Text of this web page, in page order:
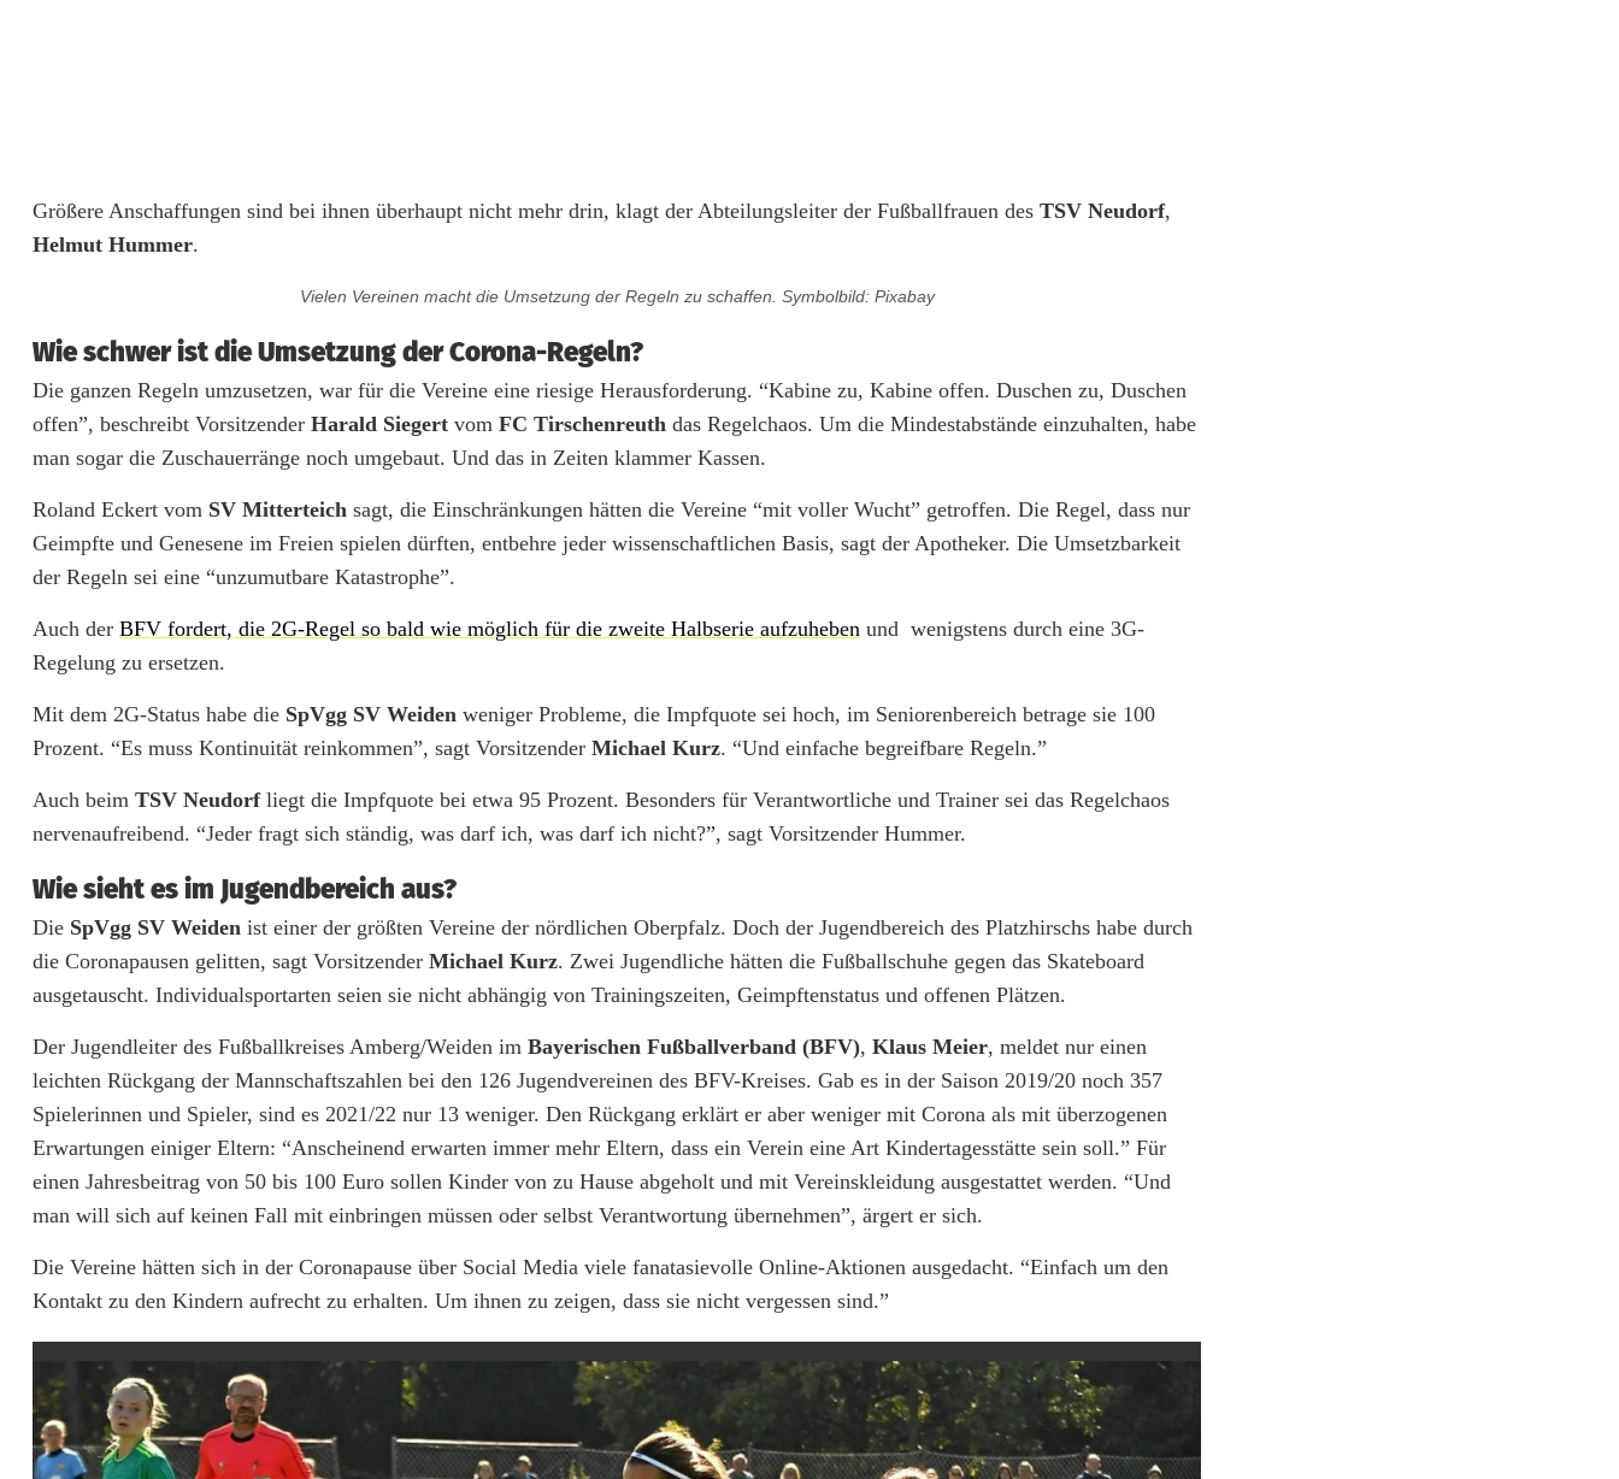
a
l
d
i
e
C
o
r
n
a
p
a
u
s
e
Größere Anschaffungen sind bei ihnen überhaupt nicht mehr drin, klagt der Abteilungsleiter der Fußballfrauen des TSV Neudorf,
Helmut Hummer.
Vielen Vereinen macht die Umsetzung der Regeln zu schaffen. Symbolbild: Pixabay
Wie schwer ist die Umsetzung der Corona-Regeln?
Die ganzen Regeln umzusetzen, war für die Vereine eine riesige Herausforderung. “Kabine zu, Kabine offen. Duschen zu, Duschen
offen”, beschreibt Vorsitzender Harald Siegert vom FC Tirschenreuth das Regelchaos. Um die Mindestabstände einzuhalten, habe
man sogar die Zuschauerränge noch umgebaut. Und das in Zeiten klammer Kassen.
Roland Eckert vom SV Mitterteich sagt, die Einschränkungen hätten die Vereine “mit voller Wucht” getroffen. Die Regel, dass nur
Geimpfte und Genesene im Freien spielen dürften, entbehre jeder wissenschaftlichen Basis, sagt der Apotheker. Die Umsetzbarkeit
der Regeln sei eine “unzumutbare Katastrophe”.
Auch der BFV fordert, die 2G-Regel so bald wie möglich für die zweite Halbserie aufzuheben und wenigstens durch eine 3G-
Regelung zu ersetzen.
Mit dem 2G-Status habe die SpVgg SV Weiden weniger Probleme, die Impfquote sei hoch, im Seniorenbereich betrage sie 100
Prozent. “Es muss Kontinuität reinkommen”, sagt Vorsitzender Michael Kurz. “Und einfache begreifbare Regeln.”
Auch beim TSV Neudorfliegt die Impfquote bei etwa 95 Prozent. Besonders für Verantwortliche und Trainer sei das Regelchaos
nervenaufreibend. “Jeder fragt sich ständig, was darf ich, was darf ich nicht?”, sagt Vorsitzender Hummer.
Wie sieht es im Jugendbereich aus?
Die SpVgg SV Weiden ist einer der größten Vereine der nördlichen Oberpfalz. Doch der Jugendbereich des Platzhirschs habe durch
die Coronapausen gelitten, sagt Vorsitzender Michael Kurz. Zwei Jugendliche hätten die Fußballschuhe gegen das Skateboard
ausgetauscht. Individualsportarten seien sie nicht abhängig von Trainingszeiten, Geimpftenstatus und offenen Plätzen.
Der Jugendleiter des Fußballkreises Amberg/Weiden im Bayerischen Fußballverband (BFV), Klaus Meier, meldet nur einen
leichten Rückgang der Mannschaftszahlen bei den 126 Jugendvereinen des BFV-Kreises. Gab es in der Saison 2019/20 noch 357
Spielerinnen und Spieler, sind es 2021/22 nur 13 weniger. Den Rückgang erklärt er aber weniger mit Corona als mit überzogenen
Erwartungen einiger Eltern: “Anscheinend erwarten immer mehr Eltern, dass ein Verein eine Art Kindertagesstätte sein soll.” Für
einen Jahresbeitrag von 50 bis 100 Euro sollen Kinder von zu Hause abgeholt und mit Vereinskleidung ausgestattet werden. “Und
man will sich auf keinen Fall mit einbringen müssen oder selbst Verantwortung übernehmen”, ärgert er sich.
Die Vereine hätten sich in der Coronapause über Social Media viele fanatasievolle Online-Aktionen ausgedacht. “Einfach um den
Kontakt zu den Kindern aufrecht zu erhalten. Um ihnen zu zeigen, dass sie nicht vergessen sind.”